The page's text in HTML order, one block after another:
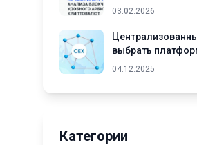
подходящий
03.02.2026
выбрать
торговли
04.12.2025
Категории